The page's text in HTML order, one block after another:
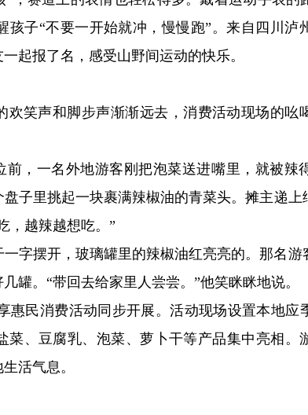
孩子“不要一开始就冲，慢慢跑”。来自四川泸
起报了名，感受山野间运动的快乐。
欢笑声和脚步声渐渐远去，消费活动现场的吆
前，一名外地游客刚把泡菜送进嘴里，就被辣
子里挑起一块裹满辣椒油的青菜头。摊主递
，越辣越想吃。”
字摆开，玻璃罐里的辣椒油红亮亮的。那名游
罐。“带回去给家里人尝尝。”他笑眯眯地说。
惠民消费活动同步开展。活动现场设置本地应
菜、豆腐乳、泡菜、萝卜干等产品集中亮相。
活气息。